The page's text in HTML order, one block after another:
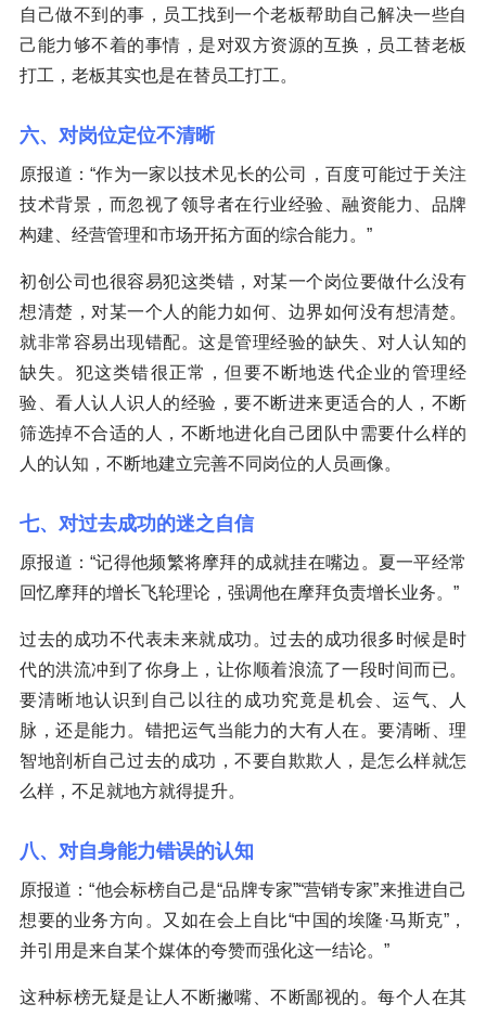
自己做不到的事，员工找到一个老板帮助自己解决一些自
己能力够不着的事情，是对双方资源的互换，员工替老板
打工，老板其实也是在替员工打工。
六、对岗位定位不清晰
原报道：“作为一家以技术见长的公司，百度可能过于关注
技术背景，而忽视了领导者在行业经验、融资能力、品牌
构建、经营管理和市场开拓方面的综合能力。”
初创公司也很容易犯这类错，对某一个岗位要做什么没有
想清楚，对某一个人的能力如何、边界如何没有想清楚。
就非常容易出现错配。这是管理经验的缺失、对人认知的
缺失。犯这类错很正常，但要不断地迭代企业的管理经
验、看人认人识人的经验，要不断进来更适合的人，不断
筛选掉不合适的人，不断地进化自己团队中需要什么样的
人的认知，不断地建立完善不同岗位的人员画像。
七、对过去成功的迷之自信
原报道：“记得他频繁将摩拜的成就挂在嘴边。夏一平经常
回忆摩拜的增长飞轮理论，强调他在摩拜负责增长业务。”
过去的成功不代表未来就成功。过去的成功很多时候是时
代的洪流冲到了你身上，让你顺着浪流了一段时间而已。
要清晰地认识到自己以往的成功究竟是机会、运气、人
脉，还是能力。错把运气当能力的大有人在。要清晰、理
智地剖析自己过去的成功，不要自欺欺人，是怎么样就怎
么样，不足就地方就得提升。
八、对自身能力错误的认知
原报道：“他会标榜自己是“品牌专家”“营销专家”来推进自己
想要的业务方向。又如在会上自比“中国的埃隆·马斯克”，
并引用是来自某个媒体的夸赞而强化这一结论。”
这种标榜无疑是让人不断撇嘴、不断鄙视的。每个人在其